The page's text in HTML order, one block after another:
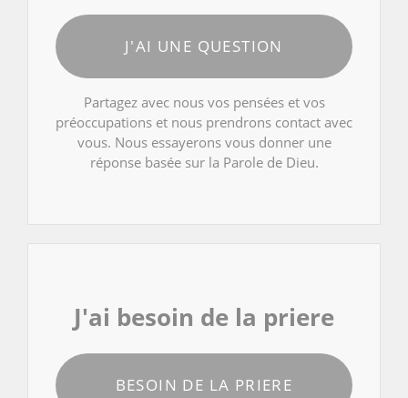
J'AI UNE QUESTION
Partagez avec nous vos pensées et vos
préoccupations et nous prendrons contact avec
vous. Nous essayerons vous donner une
réponse basée sur la Parole de Dieu.
J'ai besoin de la priere
BESOIN DE LA PRIERE